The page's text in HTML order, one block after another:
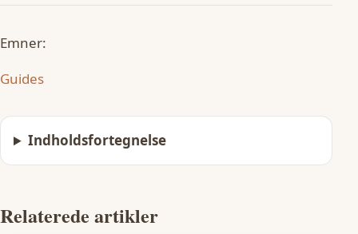
Emner:
Guides
Indholdsfortegnelse
Relaterede artikler